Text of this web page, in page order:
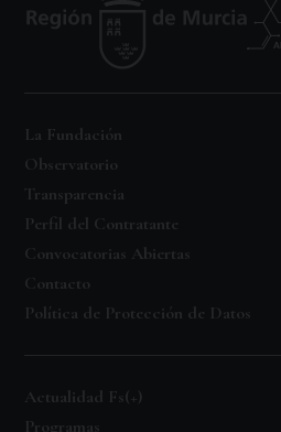
La Fundación
Observatorio
Transparencia
Perfil del Contratante
Convocatorias Abiertas
Contacto
Política de Protección de Datos
Actualidad Fs(+)
Programas